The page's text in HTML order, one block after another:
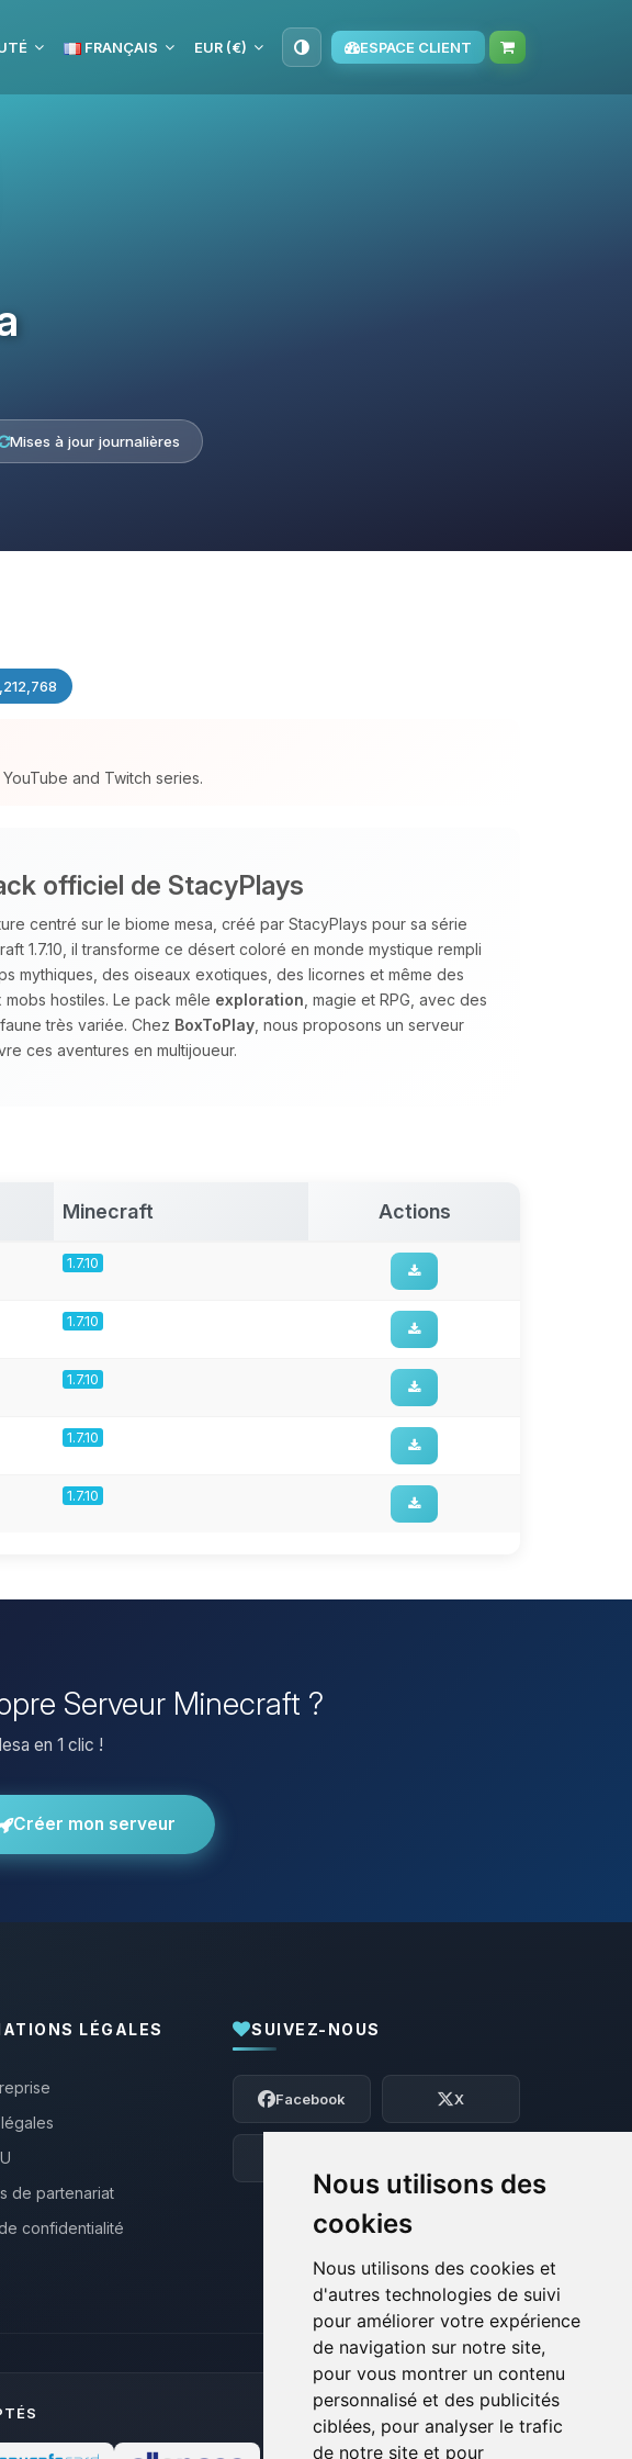
Nous utilisons des
cookies
Nous utilisons des cookies et
d'autres technologies de suivi
pour améliorer votre expérience
de navigation sur notre site,
pour vous montrer un contenu
personnalisé et des publicités
ciblées, pour analyser le trafic
de notre site et pour
FRANÇAIS EUR (€) ESPACE CLIENT
Mises à jour journalières
and Twitch series.
officiel de StacyPlays
centré sur le biome mesa, créé par StacyPlays pour sa série
1.7.10, il transforme ce désert coloré en monde mystique rempli
mythiques, des oiseaux exotiques, des licornes et même des
hostiles. Le pack mêle exploration , magie et RPG, avec des
très variée. Chez BoxToPlay , nous proposons un serveur
ces aventures en multijoueur.
Minecraft Actions
1.7.10
1.7.10
1.7.10
1.7.10
1.7.10
Serveur Minecraft ?
en 1 clic !
Créer mon serveur
LÉGALES
de partenariat
confidentialité
SUIVEZ-NOUS
Facebook X
Youpi, enfin quelqu’un pour me parler !
Moi c’est Choupy, ton petit assistant
BoxToPlay. Dis-moi ce dont tu as besoin
et je vais remuer mes petits circuits
06/08/2026 à 17:05